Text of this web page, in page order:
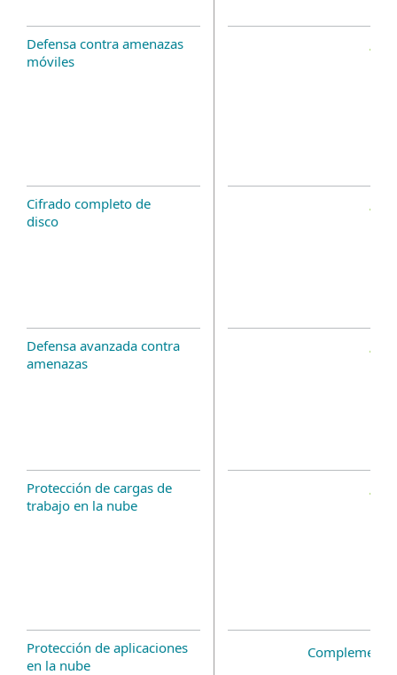
Defensa contra amenazas
móviles
Cifrado completo de
disco
Defensa avanzada contra
amenazas
Protección de cargas de
trabajo en la nube
Protección de aplicaciones
en la nube